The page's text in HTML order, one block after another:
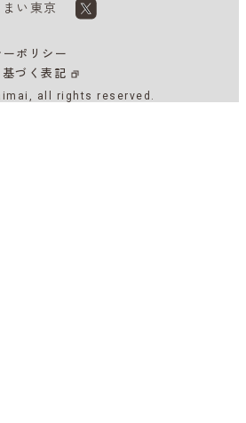
まい東京
ポリシー
づく表記
all rights reserved.